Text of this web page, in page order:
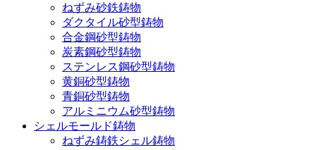
ねずみ砂鉄鋳物
ダクタイル砂型鋳物
合金鋼砂型鋳物
炭素鋼砂型鋳物
ステンレス鋼砂型鋳物
黄銅砂型鋳物
青銅砂型鋳物
アルミニウム砂型鋳物
シェルモールド鋳物
ねずみ鋳鉄シェル鋳物